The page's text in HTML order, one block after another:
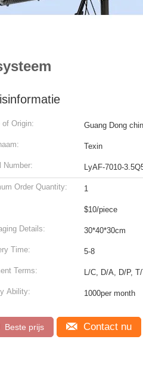
of Origin: Guang Dong
Texin
Number: LyAF-7010-
Order Quantity: 1
$10/piece
Details: 30*40*30cm
Time: 5-8
Terms: L/C, D/A, D/P,
Ability: 1000per month
Beste prijs Contact nu